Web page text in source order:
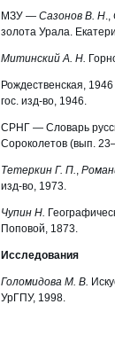
МЗУ — Сазонов В. Н.,
золота Урала.
Митинский А. Н.
Рождественская,
гос. изд-во, 1946.
CРНГ — Словарь
Сороколетов (вып.
Тетеркин Г. П.,
изд-во, 1973.
Чупин Н.
Поповой, 1873.
Исследования
Голомидова М. В.
УрГПУ, 1998.